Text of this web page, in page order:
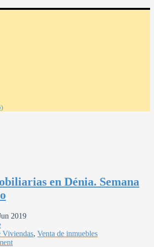
en Dénia. Semana
2019
Viviendas, Venta de inmuebles